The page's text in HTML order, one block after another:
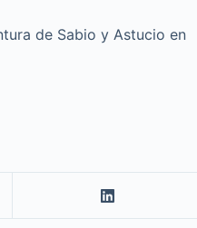
de Sabio y Astucio en